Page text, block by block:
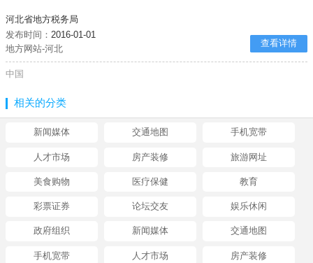
河北省地方税务局
发布时间：2016-01-01
地方网站-河北
查看详情
中国
相关的分类
新闻媒体 交通地图 手机宽带
人才市场 房产装修 旅游网址
美食购物 医疗保健 教育
彩票证券 论坛交友 娱乐休闲
政府组织 新闻媒体 交通地图
手机宽带 人才市场 房产装修